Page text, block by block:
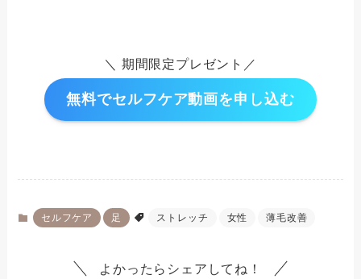
＼ 期間限定プレゼント／
無料でセルフケア動画を申し込む
セルフケア 足 ストレッチ 女性 薄毛改善
よかったらシェアしてね！